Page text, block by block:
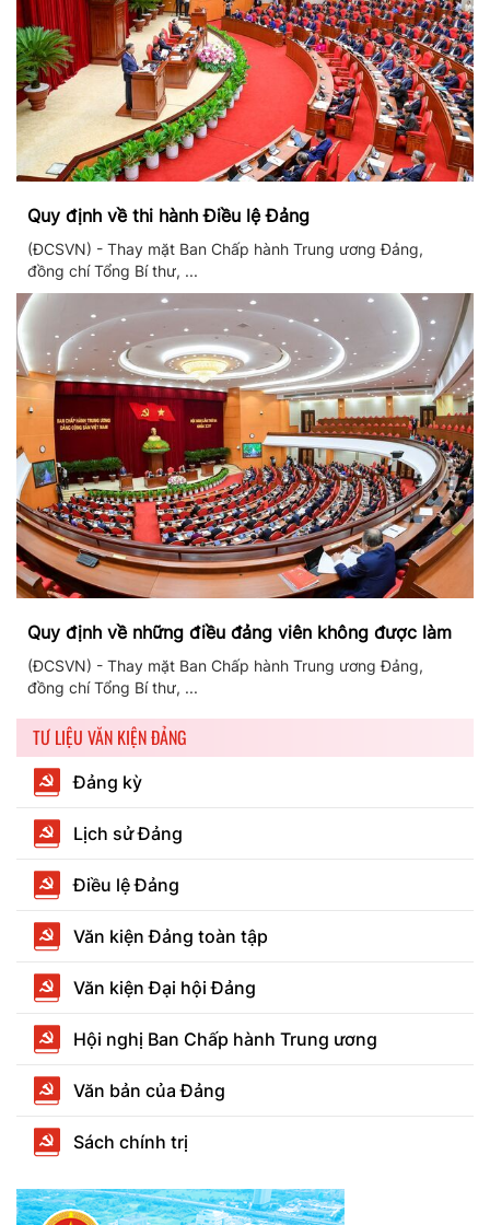
Quy định về thi hành Điều lệ Đảng
(ĐCSVN) - Thay mặt Ban Chấp hành Trung ương Đảng,
đồng chí Tổng Bí thư, ...
Quy định về những điều đảng viên không được làm
(ĐCSVN) - Thay mặt Ban Chấp hành Trung ương Đảng,
đồng chí Tổng Bí thư, ...
TƯ LIỆU VĂN KIỆN ĐẢNG
Đảng kỳ
Lịch sử Đảng
Điều lệ Đảng
Văn kiện Đảng toàn tập
Văn kiện Đại hội Đảng
Hội nghị Ban Chấp hành Trung ương
Văn bản của Đảng
Sách chính trị